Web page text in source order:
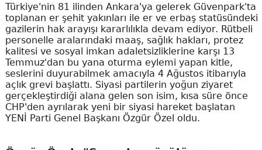
Türkiye'nin 81 ilinden Ankara'ya gelerek Güvenpark'ta
toplanan er şehit yakınları ile er ve erbaş statüsündeki
gazilerin hak arayışı kararlılıkla devam ediyor. Rütbeli
personelle aralarındaki maaş, sağlık hakları, protez
kalitesi ve sosyal imkan adaletsizliklerine karşı 13
Temmuz'dan bu yana oturma eylemi yapan kitle,
seslerini duyurabilmek amacıyla 4 Ağustos itibarıyla
açlık grevi başlattı. Siyasi partilerin yoğun ziyaret
gerçekleştirdiği alana gelen son isim, kısa süre önce
CHP'den ayrılarak yeni bir siyasi hareket başlatan
YENİ Parti Genel Başkanı Özgür Özel oldu.